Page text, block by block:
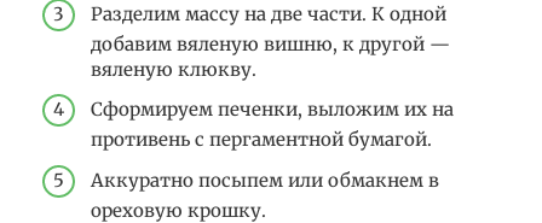
Разделим массу на две части. К одной
добавим вяленую вишню, к другой —
вяленую клюкву.
Сформируем печенки, выложим их на
противень с пергаментной бумагой.
Аккуратно посыпем или обмакнем в
ореховую крошку.